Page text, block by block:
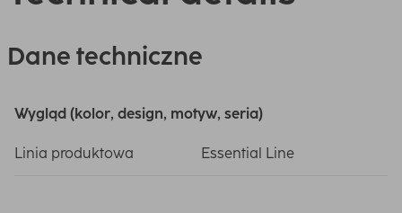
Dane techniczne
Wygląd (kolor, design, motyw, seria)
Linia produktowa Essential Line